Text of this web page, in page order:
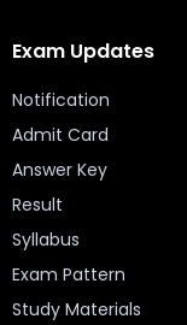
Exam Updates
Notification
Admit Card
Answer Key
Result
Syllabus
Exam Pattern
Study Materials